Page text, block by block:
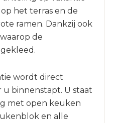
het terras en de
ramen. Dankzij ook
de
wordt direct
binnenstapt. U staat
met open keuken
en alle